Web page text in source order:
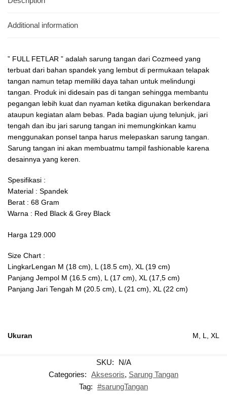
Additional information
” FULL FETLAR ” adalah sarung tangan dari Cozmeed yang
terbuat dari bahan spandek yang lembut di permukaan telapak
tangan namun tetap memiliki daya tahan untuk melindungi
tangan. Produk ini didesain pas di tangan sehingga membantu
pegangan lebih kuat dan nyaman ketika digunakan berkendara
ataupun kegiatan alam bebas. Pada bagian ujung telunjuk, jari
tengah dan ibu jari sarung tangan ini memungkinkan kamu
menggunakan ponsel tanpa harus melepaskan sarung tangan.
Sarung tangan ini akan membuatmu tampil fashionable karena
desainnya yang keren.
Spesifikasi :
Material : Spandek
Berat : 68 Gram
Warna : Red Black & Grey Black
Harga 129.000
Size Chart :
LingkarLengan M (18 cm), L (18.5 cm), XL (19 cm)
Panjang Jempol M (16.5 cm), L (17 cm), XL (17,5 cm)
Panjang Jari Tengah M (20.5 cm), L (21 cm), XL (22 cm)
Ukuran M, L, XL
SKU:
N/A
Categories: Aksesoris, Sarung Tangan
Tag: #sarungTangan